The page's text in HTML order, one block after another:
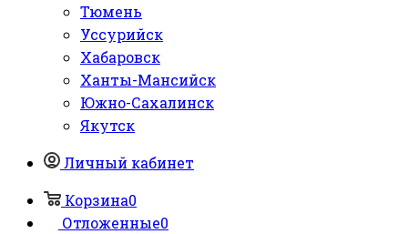
Тюмень
Уссурийск
Хабаровск
Ханты-Мансийск
Южно-Сахалинск
Якутск
Личный кабинет
Корзина0
Отложенные0